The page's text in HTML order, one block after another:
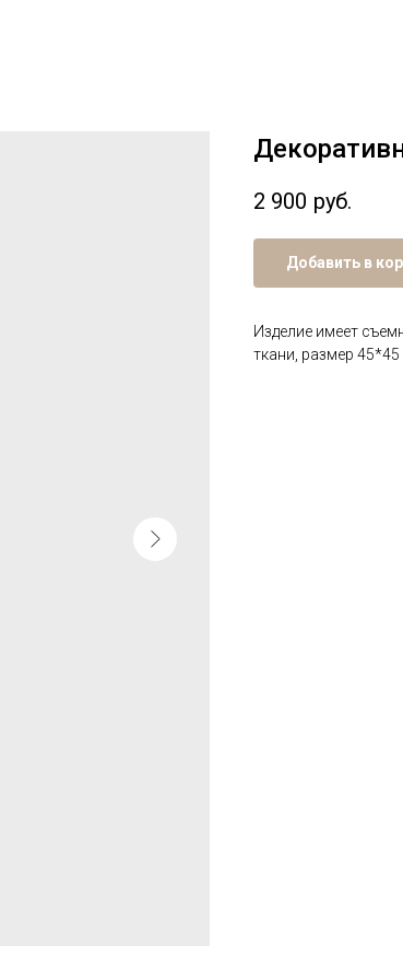
2 900 руб.
Добавить в
Изделие имеет
ткани, размер 45*45